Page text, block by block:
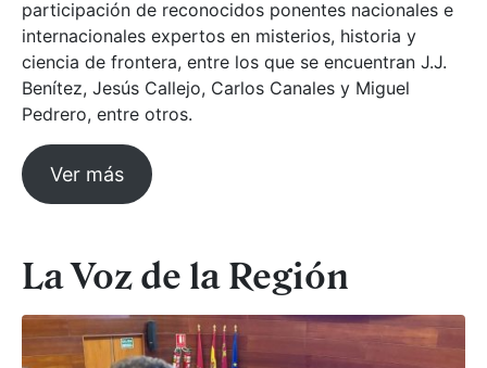
participación de reconocidos ponentes nacionales e
internacionales expertos en misterios, historia y
ciencia de frontera, entre los que se encuentran J.J.
Benítez, Jesús Callejo, Carlos Canales y Miguel
Pedrero, entre otros.
Ver más
La Voz de la Región